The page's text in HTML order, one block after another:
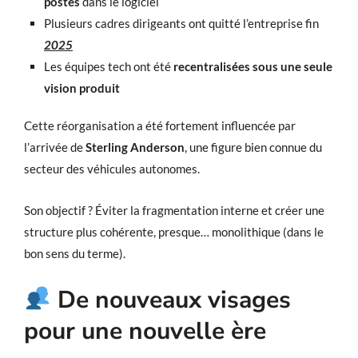
Plusieurs cadres dirigeants ont quitté l’entreprise fin
2025
Les équipes tech ont été recentralisées sous une seule
vision produit
Cette réorganisation a été fortement influencée par
l’arrivée deSterling Anderson, une figure bien connue du
secteur des véhicules autonomes.
Son objectif ? Éviter la fragmentation interne et créer une
structure plus cohérente, presque… monolithique (dans le
bon sens du terme).
De nouveaux visages
pour une nouvelle ère